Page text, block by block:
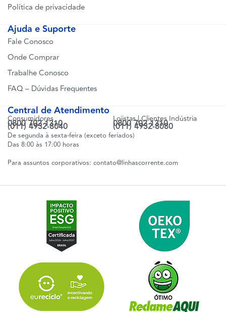
Política de privacidade
Ajuda e Suporte
Fale Conosco
Onde Comprar
Trabalhe Conosco
FAQ – Dúvidas Frequentes
Central de Atendimento
Consumidores
0800 702 1310
(011) 4932-8040
Lojistas | Clientes Indústria
0800 702 1310
(011) 4932-8080
De segunda à sexta-feira (exceto feriados)
Das 8:00 às 17:00 horas
Para assuntos corporativos: contato@linhascorrente.com